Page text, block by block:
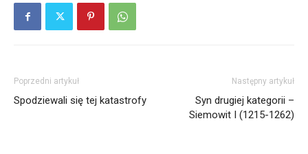
Poprzedni artykuł
Spodziewali się tej katastrofy
Następny artykuł
Syn drugiej kategorii –
Siemowit I (1215-1262)